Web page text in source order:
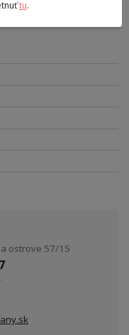
ostrove 57/15
tu.